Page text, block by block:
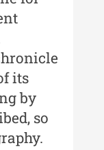
a
a
a
its
by
so